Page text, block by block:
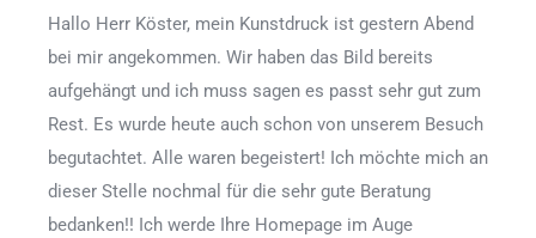
Hallo Herr Köster, mein Kunstdruck ist gestern Abend
bei mir angekommen. Wir haben das Bild bereits
aufgehängt und ich muss sagen es passt sehr gut zum
Rest. Es wurde heute auch schon von unserem Besuch
begutachtet. Alle waren begeistert! Ich möchte mich an
dieser Stelle nochmal für die sehr gute Beratung
bedanken!! Ich werde Ihre Homepage im Auge